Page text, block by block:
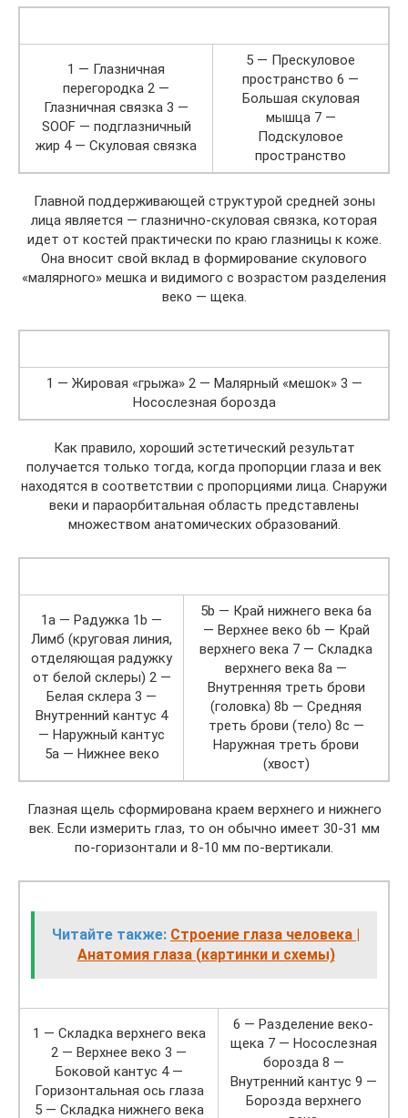
1 — Глазничная
перегородка 2 —
Глазничная связка 3 —
SOOF — подглазничный
жир 4 — Скуловая связка
5 — Прескуловое
пространство 6 —
Большая скуловая
мышца 7 —
Подскуловое
пространство
Главной поддерживающей структурой средней зоны
лица является — глазнично-скуловая связка, которая
идет от костей практически по краю глазницы к коже.
Она вносит свой вклад в формирование скулового
«малярного» мешка и видимого с возрастом разделения
веко — щека.
1 — Жировая «грыжа» 2 — Малярный «мешок» 3 —
Носослезная борозда
Как правило, хороший эстетический результат
получается только тогда, когда пропорции глаза и век
находятся в соответствии с пропорциями лица. Снаружи
веки и параорбитальная область представлены
множеством анатомических образований.
1a — Радужка 1b —
Лимб (круговая линия,
отделяющая радужку
от белой склеры) 2 —
Белая склера 3 —
Внутренний кантус 4
— Наружный кантус
5a — Нижнее веко
5b — Край нижнего века 6a
— Верхнее веко 6b — Край
верхнего века 7 — Складка
верхнего века 8a —
Внутренняя треть брови
(головка) 8b — Средняя
треть брови (тело) 8c —
Наружная треть брови
(хвост)
Глазная щель сформирована краем верхнего и нижнего
век. Если измерить глаз, то он обычно имеет 30-31 мм
по-горизонтали и 8-10 мм по-вертикали.
Читайте также: Строение глаза человека |
Анатомия глаза (картинки и схемы)
1 — Складка верхнего века
2 — Верхнее веко 3 —
Боковой кантус 4 —
Горизонтальная ось глаза
5 — Складка нижнего века
6 — Разделение веко-
щека 7 — Носослезная
борозда 8 —
Внутренний кантус 9 —
Борозда верхнего